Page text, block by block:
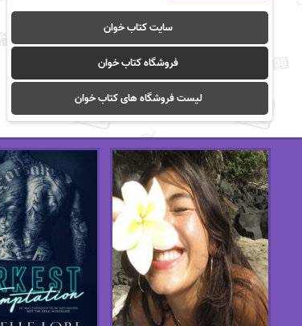
سایت کتاب خوان
فروشگاه کتاب خوان
لیست فروشگاه های کتاب خوان